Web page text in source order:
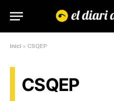
Inici » CSQEP
CSQEP